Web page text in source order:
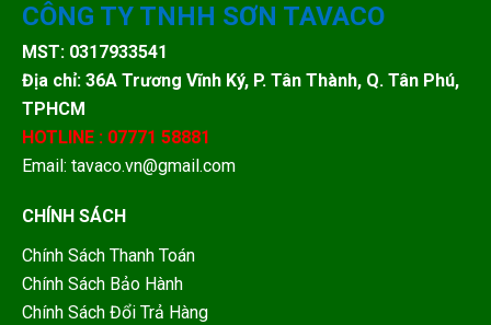
CÔNG TY TNHH SƠN TAVACO
MST: 0317933541
Địa chỉ: 36A Trương Vĩnh Ký, P. Tân Thành, Q. Tân Phú,
TPHCM
HOTLINE : 07771 58881
Email: tavaco.vn@gmail.com
CHÍNH SÁCH
Chính Sách Thanh Toán
Chính Sách Bảo Hành
Chính Sách Đổi Trả Hàng